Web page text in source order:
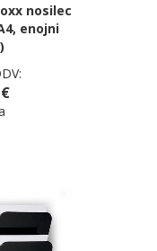
nosilec
enojni